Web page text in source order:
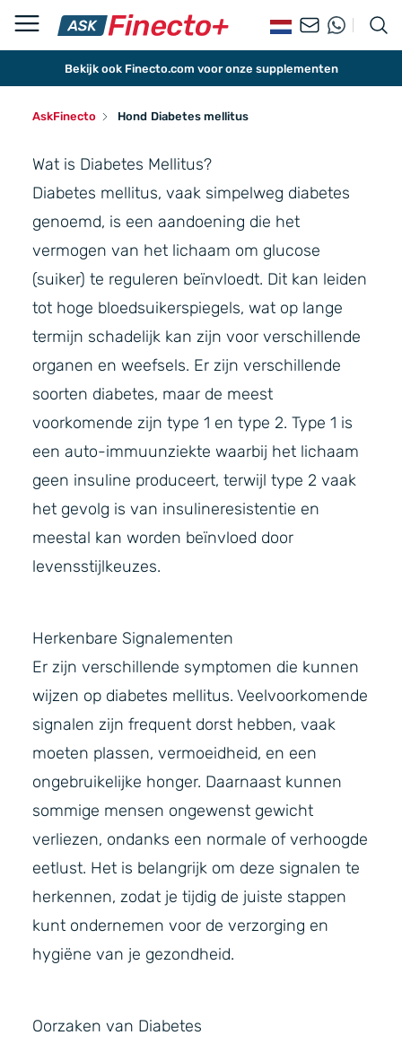
Bekijk ook Finecto.com voor onze supplementen
AskFinecto Hond Diabetes mellitus
Wat is Diabetes Mellitus?
Diabetes mellitus, vaak simpelweg diabetes
genoemd, is een aandoening die het
vermogen van het lichaam om glucose
(suiker) te reguleren beïnvloedt. Dit kan leiden
tot hoge bloedsuikerspiegels, wat op lange
termijn schadelijk kan zijn voor verschillende
organen en weefsels. Er zijn verschillende
soorten diabetes, maar de meest
voorkomende zijn type 1 en type 2. Type 1 is
een auto-immuunziekte waarbij het lichaam
geen insuline produceert, terwijl type 2 vaak
het gevolg is van insulineresistentie en
meestal kan worden beïnvloed door
levensstijlkeuzes.
Herkenbare Signalementen
Er zijn verschillende symptomen die kunnen
wijzen op diabetes mellitus. Veelvoorkomende
signalen zijn frequent dorst hebben, vaak
moeten plassen, vermoeidheid, en een
ongebruikelijke honger. Daarnaast kunnen
sommige mensen ongewenst gewicht
verliezen, ondanks een normale of verhoogde
eetlust. Het is belangrijk om deze signalen te
herkennen, zodat je tijdig de juiste stappen
kunt ondernemen voor de verzorging en
hygiëne van je gezondheid.
Oorzaken van Diabetes